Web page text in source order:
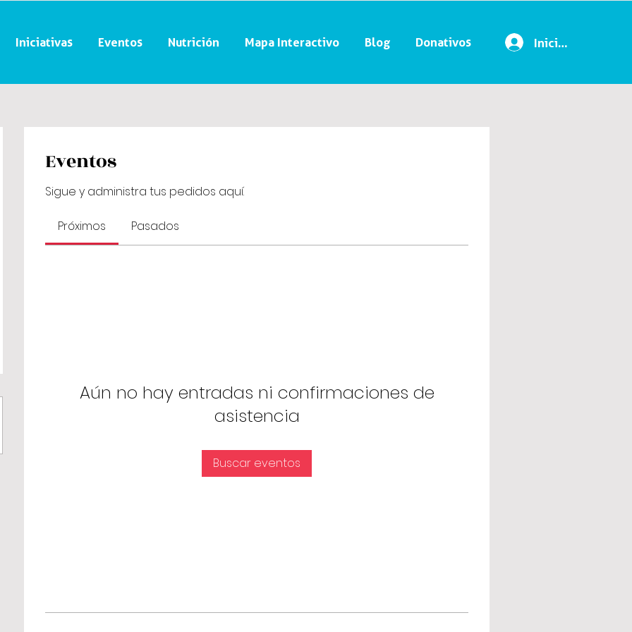
Iniciativas Eventos Nutrición Mapa Interactivo Blog Donativos Iniciar sesión
Eventos
Sigue y administra tus pedidos aquí.
Próximos Pasados
Aún no hay entradas ni confirmaciones de
asistencia
Buscar eventos